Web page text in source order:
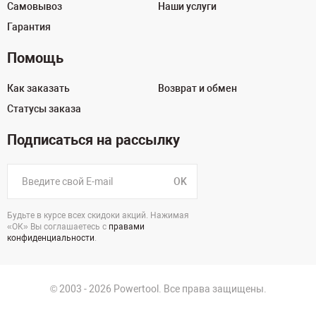
Самовывоз
Гарантия
Наши услуги
Помощь
Как заказать
Статусы заказа
Возврат и обмен
Подписаться на рассылку
OK
Будьте в курсе всех скидоки акций. Нажимая
«ОК» Вы соглашаетесь с правами
конфиденциальности.
© 2003 - 2026 Powertool. Все права защищены.